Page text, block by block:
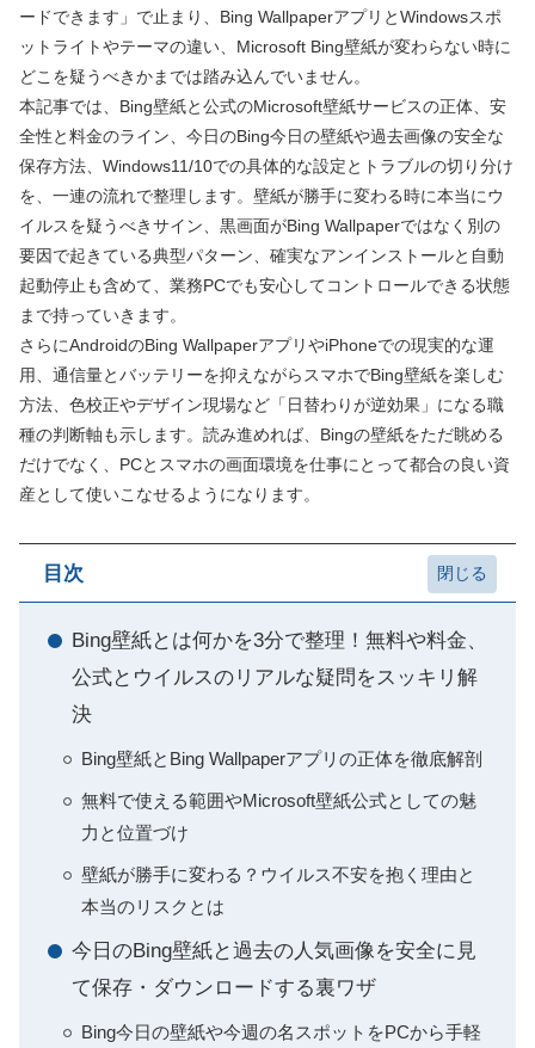
ードできます」で止まり、Bing WallpaperアプリとWindowsスポ
ットライトやテーマの違い、Microsoft Bing壁紙が変わらない時に
どこを疑うべきかまでは踏み込んでいません。
本記事では、Bing壁紙と公式のMicrosoft壁紙サービスの正体、安
全性と料金のライン、今日のBing今日の壁紙や過去画像の安全な
保存方法、Windows11/10での具体的な設定とトラブルの切り分け
を、一連の流れで整理します。壁紙が勝手に変わる時に本当にウ
イルスを疑うべきサイン、黒画面がBing Wallpaperではなく別の
要因で起きている典型パターン、確実なアンインストールと自動
起動停止も含めて、業務PCでも安心してコントロールできる状態
まで持っていきます。
さらにAndroidのBing WallpaperアプリやiPhoneでの現実的な運
用、通信量とバッテリーを抑えながらスマホでBing壁紙を楽しむ
方法、色校正やデザイン現場など「日替わりが逆効果」になる職
種の判断軸も示します。読み進めれば、Bingの壁紙をただ眺める
だけでなく、PCとスマホの画面環境を仕事にとって都合の良い資
産として使いこなせるようになります。
目次
Bing壁紙とは何かを3分で整理！無料や料金、
公式とウイルスのリアルな疑問をスッキリ解
決
Bing壁紙とBing Wallpaperアプリの正体を徹底解剖
無料で使える範囲やMicrosoft壁紙公式としての魅
力と位置づけ
壁紙が勝手に変わる？ウイルス不安を抱く理由と
本当のリスクとは
今日のBing壁紙と過去の人気画像を安全に見
て保存・ダウンロードする裏ワザ
Bing今日の壁紙や今週の名スポットをPCから手軽